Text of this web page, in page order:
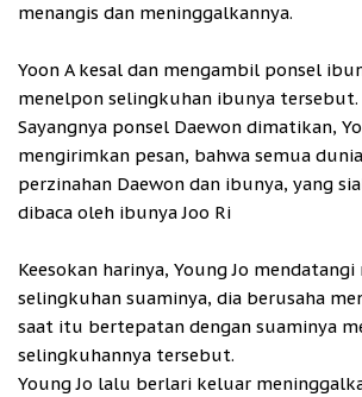
menangis dan meninggalkannya.
Yoon A kesal dan mengambil ponsel
menelpon selingkuhan ibunya tersebut.
Sayangnya ponsel Daewon dimatikan,
mengirimkan pesan, bahwa semua
perzinahan Daewon dan ibunya, yang
dibaca oleh ibunya Joo Ri
Keesokan harinya, Young Jo
selingkuhan suaminya, dia berusaha
saat itu bertepatan dengan suaminya
selingkuhannya tersebut.
Young Jo lalu berlari keluar